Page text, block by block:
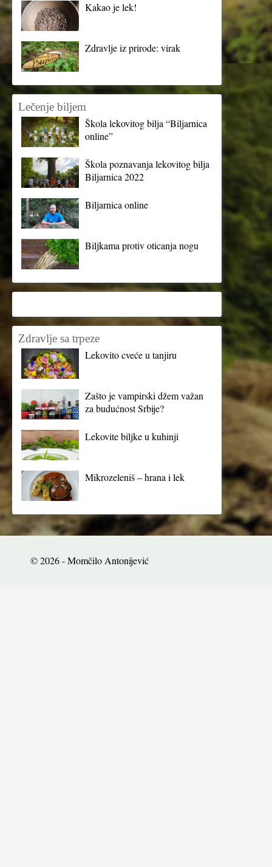
Kakao je lek!
Zdravlje iz prirode: virak
Lečenje biljem
Škola lekovitog bilja “Biljarnica
online”
Škola poznavanja lekovitog bilja
Biljarnica 2022
Biljarnica online
Biljkama protiv oticanja nogu
Zdravlje sa trpeze
Lekovito cveće u tanjiru
Zašto je vampirski džem važan
za budućnost Srbije?
Lekovite biljke u kuhinji
Mikrozeleniš – hrana i lek
© 2026 - Momčilo Antonijević